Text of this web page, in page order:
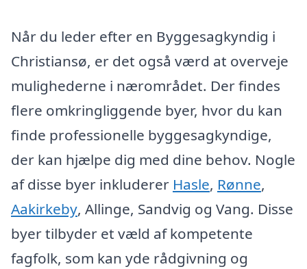
Når du leder efter en Byggesagkyndig i
Christiansø, er det også værd at overveje
mulighederne i nærområdet. Der findes
flere omkringliggende byer, hvor du kan
finde professionelle byggesagkyndige,
der kan hjælpe dig med dine behov. Nogle
af disse byer inkluderer Hasle, Rønne,
Aakirkeby, Allinge, Sandvig og Vang. Disse
byer tilbyder et væld af kompetente
fagfolk, som kan yde rådgivning og